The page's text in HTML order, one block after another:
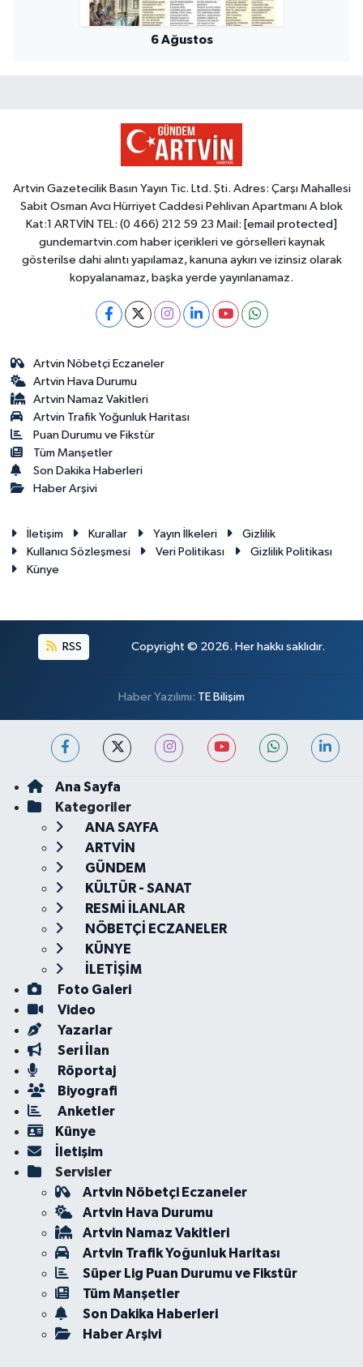
6 Ağustos
Artvin Gazetecilik Basın Yayın Tic. Ltd. Şti. Adres: Çarşı Mahallesi
Sabit Osman Avcı Hürriyet Caddesi Pehlivan Apartmanı A blok
Kat:1 ARTVİN TEL: (0 466) 212 59 23 Mail: [email protected]
gundemartvin.com haber içerikleri ve görselleri kaynak
gösterilse dahi alıntı yapılamaz, kanuna aykırı ve izinsiz olarak
kopyalanamaz, başka yerde yayınlanamaz.
Artvin Nöbetçi Eczaneler
Artvin Hava Durumu
Artvin Namaz Vakitleri
Artvin Trafik Yoğunluk Haritası
Puan Durumu ve Fikstür
Tüm Manşetler
Son Dakika Haberleri
Haber Arşivi
İletişim Kurallar Yayın İlkeleri
Gizlilik
Kullanıcı Sözleşmesi
Veri Politikası
Gizlilik Politikası
Künye
RSS Copyright © 2026. Her hakkı saklıdır.
Haber Yazılımı: TE Bilişim
Ana Sayfa
Kategoriler
ANA SAYFA
ARTVİN
GÜNDEM
KÜLTÜR - SANAT
RESMİ İLANLAR
NÖBETÇİ ECZANELER
KÜNYE
İLETİŞİM
Foto Galeri
Video
Yazarlar
Seri İlan
Röportaj
Biyografi
Anketler
Künye
İletişim
Servisler
Artvin Nöbetçi Eczaneler
Artvin Hava Durumu
Artvin Namaz Vakitleri
Artvin Trafik Yoğunluk Haritası
Süper Lig Puan Durumu ve Fikstür
Tüm Manşetler
Son Dakika Haberleri
Haber Arşivi